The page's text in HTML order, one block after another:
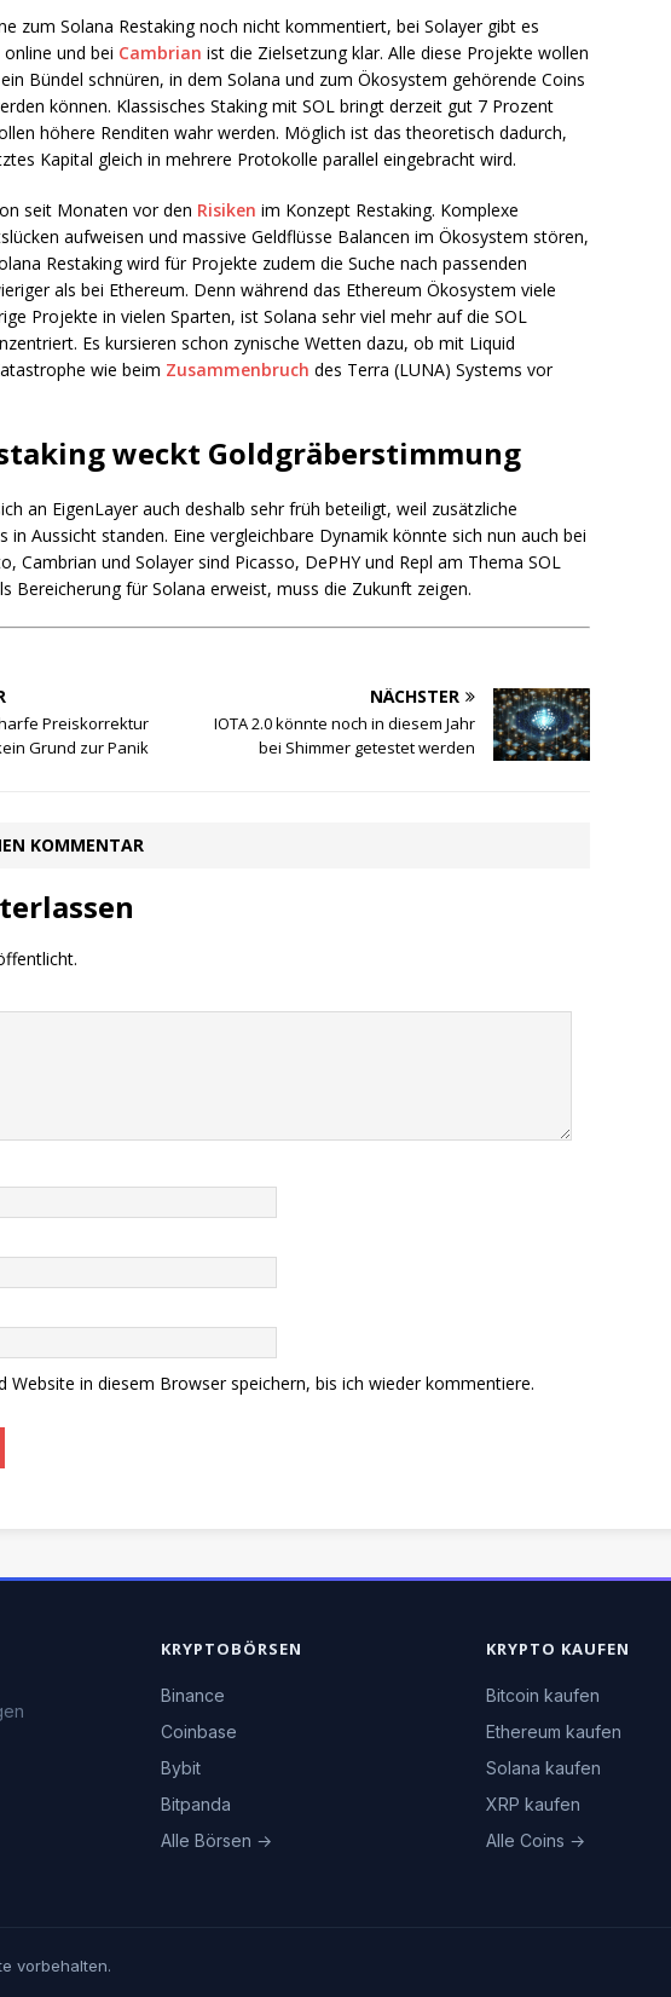
zum Solana Restaking noch nicht kommentiert, bei Solayer gibt es
online und bei Cambrian ist die Zielsetzung klar. Alle diese Projekte wollen
Bündel schnüren, in dem Solana und zum Ökosystem gehörende Coins
können. Klassisches Staking mit SOL bringt derzeit gut 7 Prozent
höhere Renditen wahr werden. Möglich ist das theoretisch dadurch,
Kapital gleich in mehrere Protokolle parallel eingebracht wird.
seit Monaten vor den Risiken im Konzept Restaking. Komplexe
aufweisen und massive Geldflüsse Balancen im Ökosystem stören,
Restaking wird für Projekte zudem die Suche nach passenden
als bei Ethereum. Denn während das Ethereum Ökosystem viele
Projekte in vielen Sparten, ist Solana sehr viel mehr auf die SOL
Es kursieren schon zynische Wetten dazu, ob mit Liquid
wie beim Zusammenbruch des Terra (LUNA) Systems vor
weckt Goldgräberstimmung
an EigenLayer auch deshalb sehr früh beteiligt, weil zusätzliche
in Aussicht standen. Eine vergleichbare Dynamik könnte sich nun auch bei
Cambrian und Solayer sind Picasso, DePHY und Repl am Thema SOL
Bereicherung für Solana erweist, muss die Zukunft zeigen.
Preiskorrektur
Grund zur Panik
NÄCHSTER
IOTA 2.0 könnte noch in diesem Jahr
bei Shimmer getestet werden
KOMMENTAR
Website in diesem Browser speichern, bis ich wieder kommentiere.
KRYPTOBÖRSEN
Binance
Coinbase
Bybit
Bitpanda
Alle Börsen →
KRYPTO KAUFEN
Bitcoin kaufen
Ethereum kaufen
Solana kaufen
XRP kaufen
Alle Coins →
vorbehalten.